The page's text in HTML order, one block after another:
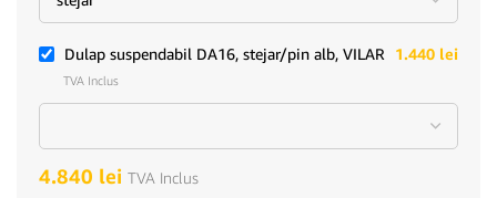
Dulap suspendabil DA16, stejar/pin alb, VILAR 1.440 lei
TVA Inclus
4.840 lei TVA Inclus